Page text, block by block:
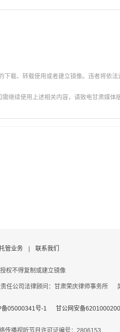
载、转载使用或者建立镜像。违者将依法
继续使用上述相关内容，请致电甘肃媒体
管业务 联系我们
权不得复制或建立镜像
任公司法律顾问：甘肃荣庆律师事务
备05000341号-1 甘公网安备
传播视听节目许可证编号：2806153